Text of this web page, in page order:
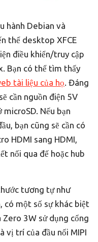
hành Debian và
thể desktop XFCE
điều khiển/truy cập
Bạn có thể tìm thấy
tài liệu của họ. Đáng
cần nguồn điện 5V
Nếu bạn
bạn cũng sẽ cần có
HDMI sang HDMI,
nối qua đế hoặc hub
tương tự như
có một số sự khác biệt
Zero 3W sử dụng cổng
vị trí của đầu nối MIPI